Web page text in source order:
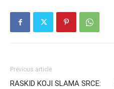
Previous article
RASKID KOJI SLAMA SRCE: